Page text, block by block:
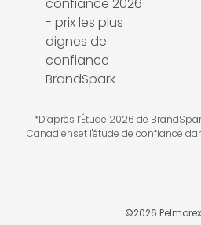
*D’après l’Étude 2026 de
Canadienset l'étude de confiance
©2026